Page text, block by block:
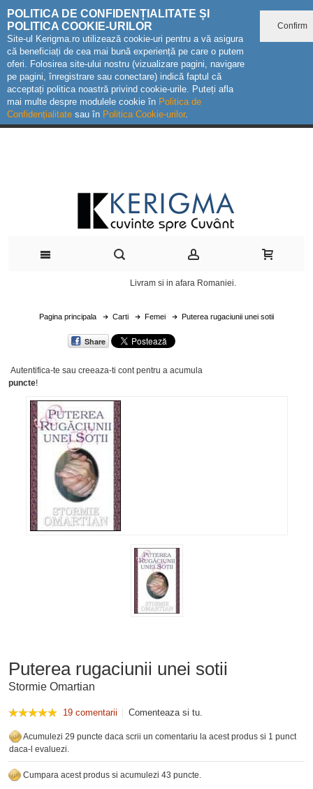
POLITICA DE CONFIDENȚIALITATE ȘI
POLITICA COOKIE-URILOR
Site-ul Kerigma.ro utilizează cookie-uri pentru a vă asigura
că beneficiați de cea mai bună experiență pe care o putem
oferi. Folosirea site-ului nostru (vizualizare pagini, navigare
pe pagini, înregistrare sau conectare) indică faptul că
acceptați politica noastră privind cookie-urile. Puteți afla
mai multe despre modulele cookie în Politica de
Confidențialitate sau în Politica Cookie-urilor.
Confirm
Livram si in afara Romaniei.
Pagina principala Carti Femei Puterea rugaciunii unei sotii
Share
Autentifica-te sau creeaza-ti contpentru a acumula
puncte!
Puterea rugaciunii unei sotii
Stormie Omartian
19 comentarii Comenteaza si tu.
Acumulezi 29 puncte daca scrii un comentariu la acest produs si 1 punct
daca-l evaluezi.
Cumpara acest produs si acumulezi 43 puncte.